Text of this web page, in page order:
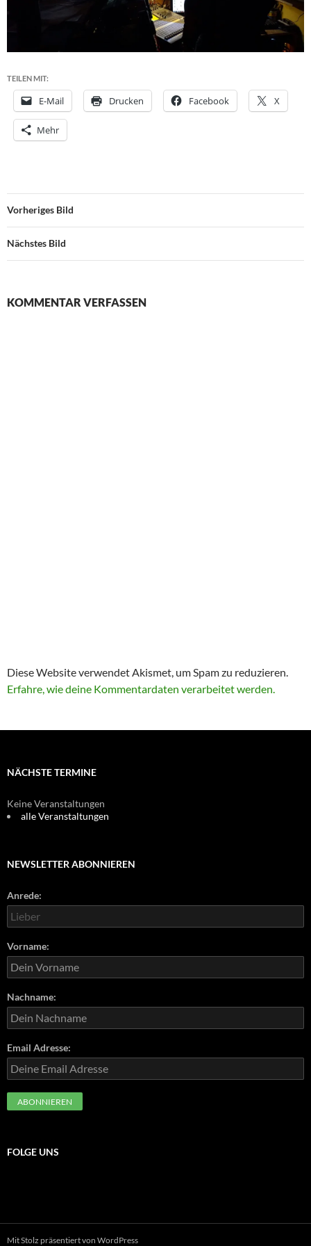
TEILEN MIT:
E-Mail Drucken Facebook X
Mehr
Vorheriges Bild
Nächstes Bild
KOMMENTAR VERFASSEN
Diese Website verwendet Akismet, um Spam zu reduzieren.
Erfahre, wie deine Kommentardaten verarbeitet werden.
NÄCHSTE TERMINE
Keine Veranstaltungen
alle Veranstaltungen
NEWSLETTER ABONNIEREN
Anrede:
Vorname:
Nachname:
Email Adresse:
FOLGE UNS
Mit Stolz präsentiert von WordPress